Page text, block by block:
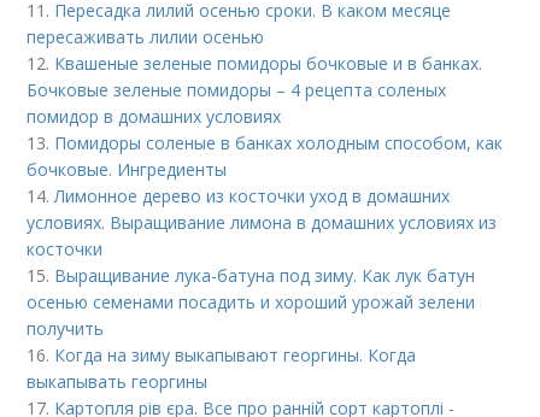
11. Пересадка лилий осенью сроки. В каком месяце
пересаживать лилии осенью
12. Квашеные зеленые помидоры бочковые и в банках.
Бочковые зеленые помидоры – 4 рецепта соленых
помидор в домашних условиях
13. Помидоры соленые в банках холодным способом, как
бочковые. Ингредиенты
14.Лимонное дерево из косточки уход в домашних
условиях. Выращивание лимона в домашних условиях из
косточки
15. Выращивание лука-батуна под зиму. Как лук батун
осенью семенами посадить и хороший урожай зелени
получить
16. Когда на зиму выкапывают георгины. Когда
выкапывать георгины
17. Картопля рів єра. Все про ранній сорт картоплі -